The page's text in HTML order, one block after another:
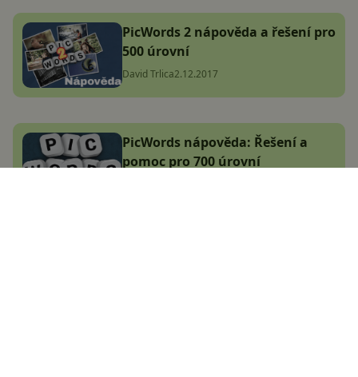
PicWords 2 nápověda a řešení pro
500 úrovní
David Trlica2.12.2017
PicWords nápověda: Řešení a
pomoc pro 700 úrovní